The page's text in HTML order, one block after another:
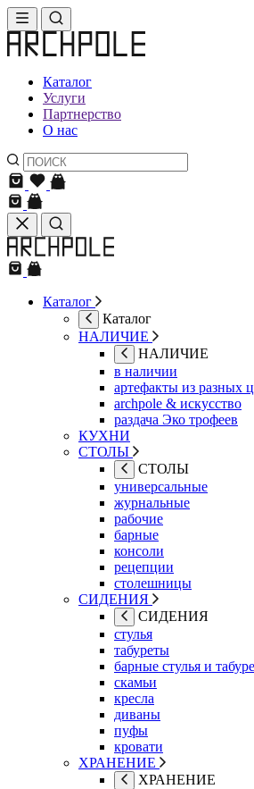
Каталог
Услуги
Партнерство
О нас
Каталог
Каталог
НАЛИЧИЕ
НАЛИЧИЕ
в наличии
артефакты из разных
archpole & искусство
раздача Эко трофеев
КУХНИ
СТОЛЫ
СТОЛЫ
универсальные
журнальные
рабочие
барные
консоли
рецепции
столешницы
СИДЕНИЯ
СИДЕНИЯ
стулья
табуреты
барные стулья и
скамьи
кресла
диваны
пуфы
кровати
ХРАНЕНИЕ
ХРАНЕНИЕ